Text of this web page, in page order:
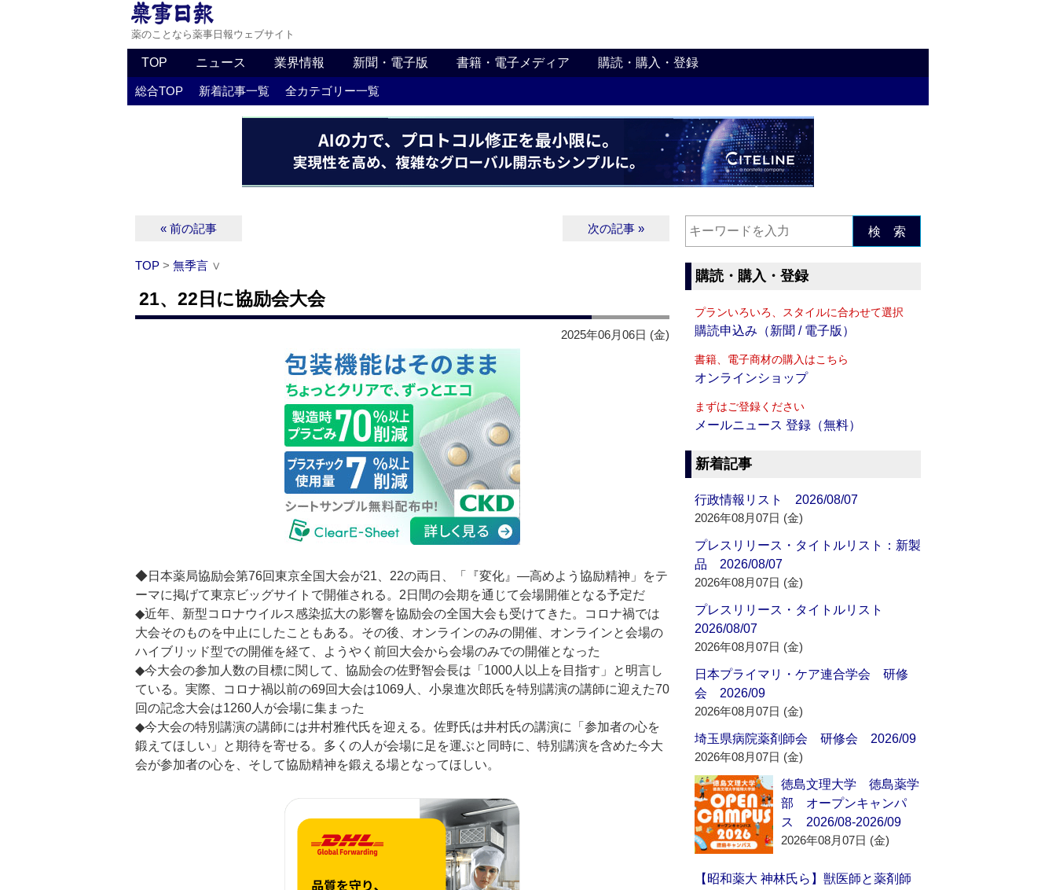
薬のことなら薬事日報ウェブサイト
TOP ニュース 業界情報 新聞・電子版 書籍・電子メディア 購読・購入・登録
総合TOP 新着記事一覧 全カテゴリー一覧
« 前の記事 次の記事 »
TOP > 無季言 ∨
21、22日に協励会大会
2025年06月06日 (金)
◆日本薬局協励会第76回東京全国大会が21、22の両日、「『変化』―高めよう協励精神」をテ
ーマに掲げて東京ビッグサイトで開催される。2日間の会期を通じて会場開催となる予定だ
◆近年、新型コロナウイルス感染拡大の影響を協励会の全国大会も受けてきた。コロナ禍では
大会そのものを中止にしたこともある。その後、オンラインのみの開催、オンラインと会場の
ハイブリッド型での開催を経て、ようやく前回大会から会場のみでの開催となった
◆今大会の参加人数の目標に関して、協励会の佐野智会長は「1000人以上を目指す」と明言し
ている。実際、コロナ禍以前の69回大会は1069人、小泉進次郎氏を特別講演の講師に迎えた70
回の記念大会は1260人が会場に集まった
◆今大会の特別講演の講師には井村雅代氏を迎える。佐野氏は井村氏の講演に「参加者の心を
鍛えてほしい」と期待を寄せる。多くの人が会場に足を運ぶと同時に、特別講演を含めた今大
会が参加者の心を、そして協励精神を鍛える場となってほしい。
検 索
購読・購入・登録
プランいろいろ、スタイルに合わせて選択
購読申込み（新聞 / 電子版）
書籍、電子商材の購入はこちら
オンラインショップ
まずはご登録ください
メールニュース 登録（無料）
新着記事
行政情報リスト 2026/08/07
2026年08月07日 (金)
プレスリリース・タイトルリスト：新製
品 2026/08/07
2026年08月07日 (金)
プレスリリース・タイトルリスト
2026/08/07
2026年08月07日 (金)
日本プライマリ・ケア連合学会 研修
会 2026/09
2026年08月07日 (金)
埼玉県病院薬剤師会 研修会 2026/09
2026年08月07日 (金)
徳島文理大学 徳島薬学
部 オープンキャンパ
ス 2026/08-2026/09
2026年08月07日 (金)
【昭和薬大 神林氏ら】獣医師と薬剤師